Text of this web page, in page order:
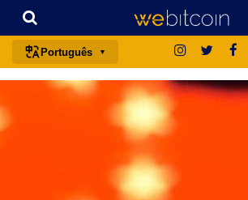
Português
português (BR)